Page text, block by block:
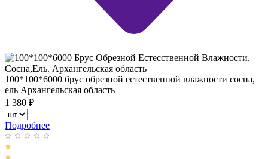
100*100*6000 брус обрезной естественной влажности сосна,
ель Архангельская область
1 380 ₽
Подробнее